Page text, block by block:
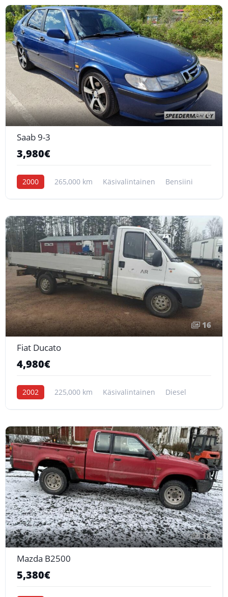
6
Saab 9-3
3,980€
2000 265,000 km Käsivalintainen Bensiini
16
Fiat Ducato
4,980€
2002 225,000 km Käsivalintainen Diesel
18
Mazda B2500
5,380€